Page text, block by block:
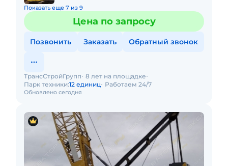
Показать еще 7 из 9
Цена по запросу
Позвонить Заказать Обратный звонок
Обновлено сегодня
ТрансСтройГрупп 8 лет на площадке
Парк техники:12 единиц Работаем 24/7